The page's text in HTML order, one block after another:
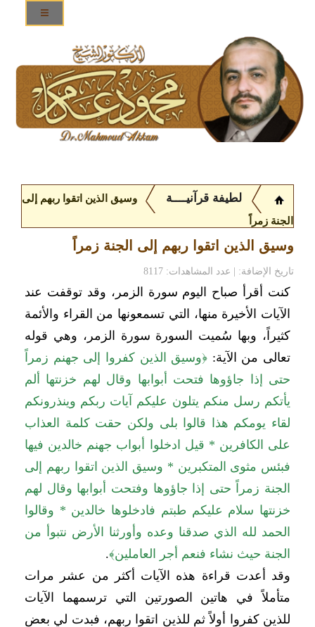
لطيفة قرآنيــــة وسيق الذين اتقوا ربهم إلى
الجنة زمراً
وسيق الذين اتقوا ربهم إلى الجنة زمراً
تاريخ الإضافة: | عدد المشاهدات: 8117
كنت أقرأ صباح اليوم سورة الزمر، وقد توقفت عند
الآيات الأخيرة منها، التي تسمعونها من القراء والأئمة
كثيراً، وبها سُميت السورة سورة الزمر، وهي قوله
تعالى من الآية: ﴿وسيق الذين كفروا إلى جهنم زمراً
حتى إذا جاؤوها فتحت أبوابها وقال لهم خزنتها ألم
يأتكم رسل منكم يتلون عليكم آيات ربكم وينذرونكم
لقاء يومكم هذا قالوا بلى ولكن حقت كلمة العذاب
على الكافرين * قيل ادخلوا أبواب جهنم خالدين فيها
فبئس مثوى المتكبرين * وسيق الذين اتقوا ربهم إلى
الجنة زمراً حتى إذا جاؤوها وفتحت أبوابها وقال لهم
خزنتها سلام عليكم طبتم فادخلوها خالدين * وقالوا
الحمد لله الذي صدقنا وعده وأورثنا الأرض نتبوأ من
الجنة حيث نشاء فنعم أجر العاملين﴾.
وقد أعدت قراءة هذه الآيات أكثر من عشر مرات
متأملاً في هاتين الصورتين التي ترسمهما الآيات
للذين كفروا أولاً ثم للذين اتقوا ربهم، فبدت لي بعض